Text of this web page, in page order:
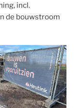
incl.
de bouwstroom